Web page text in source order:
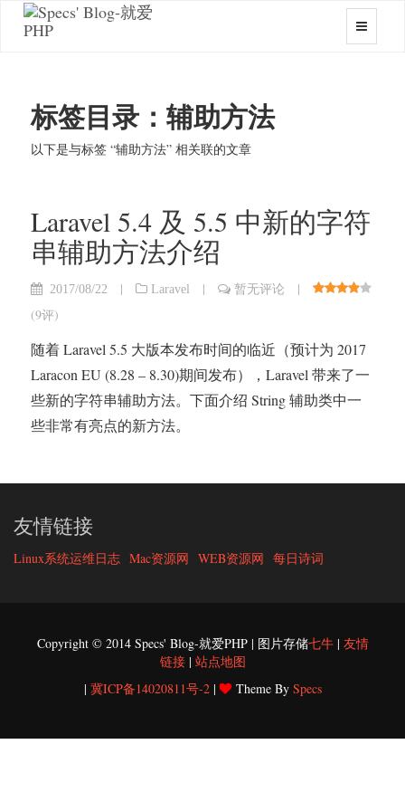
标签目录：辅助方法
以下是与标签 “辅助方法” 相关联的文章
Laravel 5.4 及 5.5 中新的字符
串辅助方法介绍
2017/08/22 | Laravel | 暂无评论
|
(9评)
随着 Laravel 5.5 大版本发布时间的临近（预计为 2017
Laracon EU (8.28 – 8.30)期间发布），Laravel 带来了一
些新的字符串辅助方法。下面介绍 String 辅助类中一
些非常有亮点的新方法。
友情链接
Linux系统运维日志 Mac资源网 WEB资源网 每日诗词
Copyright © 2014 Specs' Blog-就爱PHP | 图片存储七牛| 友情
链接| 站点地图
| 冀ICP备14020811号-2| Theme By Specs